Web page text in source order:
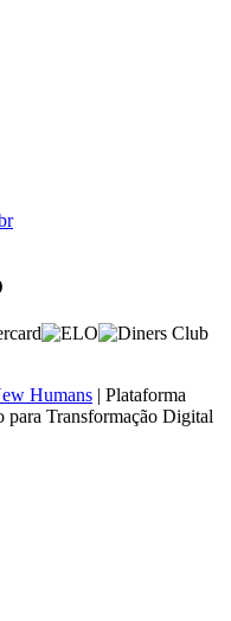
Humans | Plataforma
para Transformação Digital